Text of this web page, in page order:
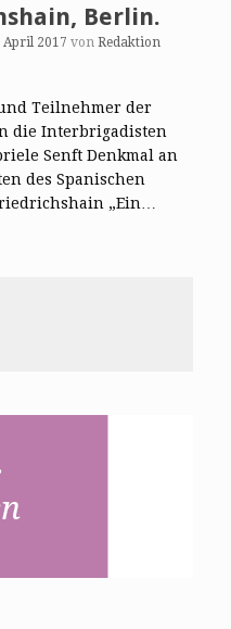
Berlin.
April 2017 von Redaktion
Teilnehmer der
die Interbrigadisten
Senft Denkmal an
des Spanischen
„Ein…